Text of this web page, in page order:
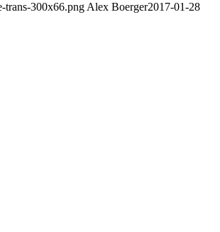
trans-300x66.png Alex Boerger2017-01-28